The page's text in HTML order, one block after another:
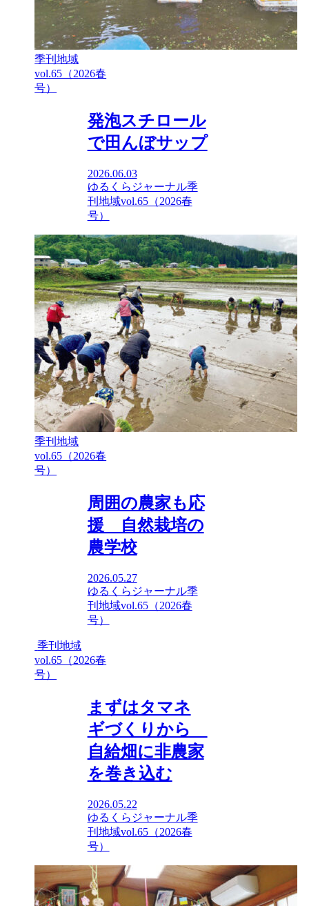
季刊地域
vol.65（2026春
号）
発泡スチロール
で田んぼサップ
2026.06.03
ゆるくらジャーナル季
刊地域vol.65（2026春
号）
季刊地域
vol.65（2026春
号）
周囲の農家も応
援 自然栽培の
農学校
2026.05.27
ゆるくらジャーナル季
刊地域vol.65（2026春
号）
季刊地域
vol.65（2026春
号）
まずはタマネ
ギづくりから
自給畑に非農家
を巻き込む
2026.05.22
ゆるくらジャーナル季
刊地域vol.65（2026春
号）